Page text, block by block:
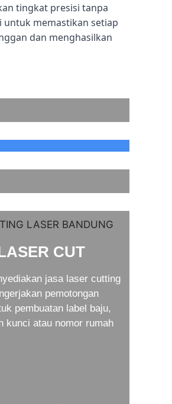
tingkat presisi tanpa
memastikan setiap
dan menghasilkan
CUT
jasa laser cutting
pemotongan
pembuatan label baju,
kunci atau nomor rumah